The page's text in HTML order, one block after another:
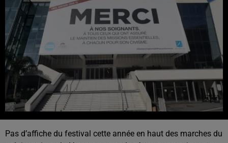
Pas d’affiche du festival cette année en haut des marches du